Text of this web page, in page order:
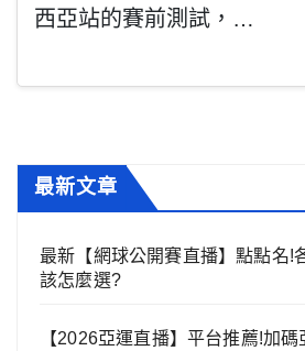
西亞站的賽前測試，…
最新文章
最新【網球公開賽直播】點點名!
該怎麼選?
【2026亞運直播】平台推薦!加碼